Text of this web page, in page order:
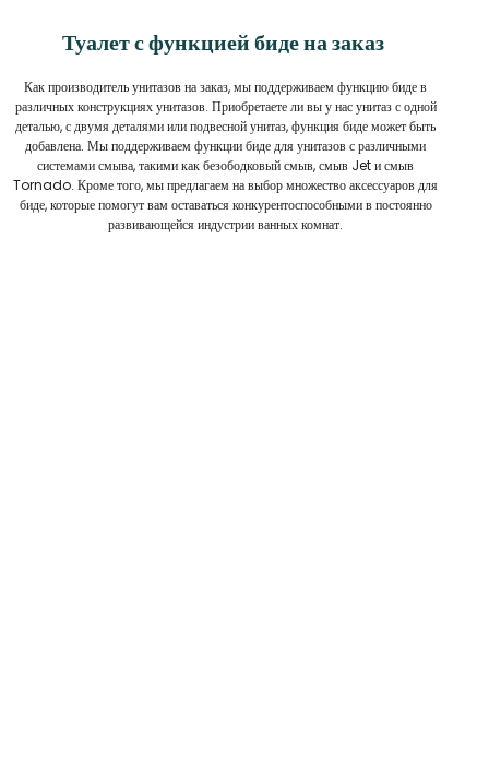
Туалет с функцией биде на заказ
Как производитель унитазов на заказ, мы поддерживаем функцию биде в
различных конструкциях унитазов. Приобретаете ли вы у нас унитаз с одной
деталью, с двумя деталями или подвесной унитаз, функция биде может быть
добавлена. Мы поддерживаем функции биде для унитазов с различными
системами смыва, такими как безободковый смыв, смыв Jet и смыв
Tornado. Кроме того, мы предлагаем на выбор множество аксессуаров для
биде, которые помогут вам оставаться конкурентоспособными в постоянно
развивающейся индустрии ванных комнат.